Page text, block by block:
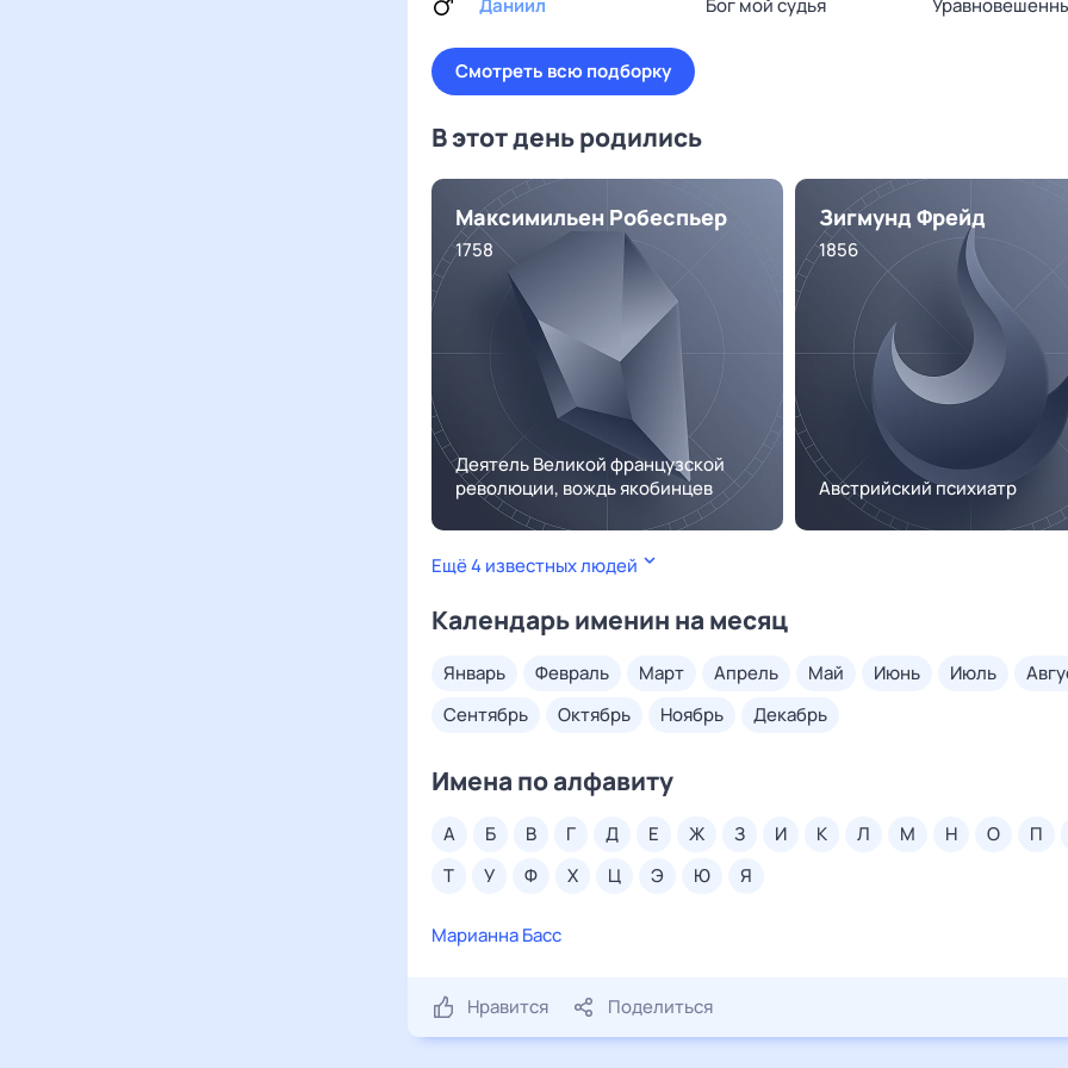
Даниил Бог мой судья
Смотреть всю подборку
В этот день родились
Максимильен Робеспьер
1758
Деятель Великой французской
революции, вождь якобинцев
Зигмунд Фрейд
1856
Австрийский психиатр
Ещё 4 известных людей
Календарь именин на месяц
январь февраль март апрель май июнь июль
сентябрь
октябрь ноябрь декабрь
Имена по алфавиту
а б в г д е ж з и к л м н о
п
т
у ф х ц э ю я
Марианна Басс
Нравится Поделиться